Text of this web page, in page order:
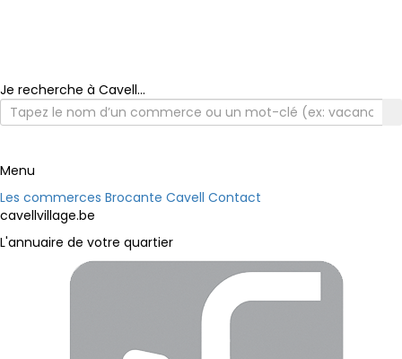
Je recherche à Cavell...
Menu
Les commerces Brocante Cavell Contact
cavellvillage.be
L'annuaire de votre quartier